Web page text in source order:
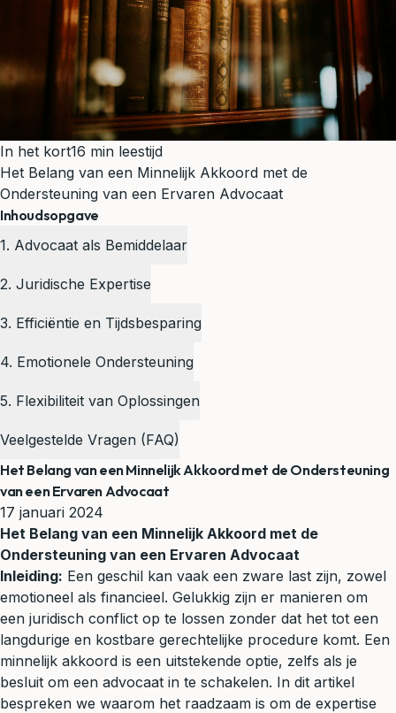
In het kort16 min leestijd
Het Belang van een Minnelijk Akkoord met de
Ondersteuning van een Ervaren Advocaat
Inhoudsopgave
1. Advocaat als Bemiddelaar
2. Juridische Expertise
3. Efficiëntie en Tijdsbesparing
4. Emotionele Ondersteuning
5. Flexibiliteit van Oplossingen
Veelgestelde Vragen (FAQ)
Het Belang van een Minnelijk Akkoord met de Ondersteuning
van een Ervaren Advocaat
17 januari 2024
Het Belang van een Minnelijk Akkoord met de
Ondersteuning van een Ervaren Advocaat
Inleiding: Een geschil kan vaak een zware last zijn, zowel
emotioneel als financieel. Gelukkig zijn er manieren om
een juridisch conflict op te lossen zonder dat het tot een
langdurige en kostbare gerechtelijke procedure komt. Een
minnelijk akkoord is een uitstekende optie, zelfs als je
besluit om een advocaat in te schakelen. In dit artikel
bespreken we waarom het raadzaam is om de expertise